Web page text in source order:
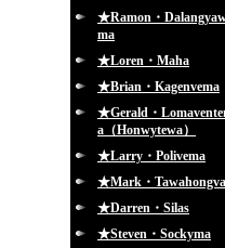
★Ramon・
ma
★Loren・Maha
★Brian・Kagenvema
★Gerald・
a（Honwytewa）
★Larry・Polivema
★Mark・Tawahongva
★Darren・Silas
★Steven・Sockyma